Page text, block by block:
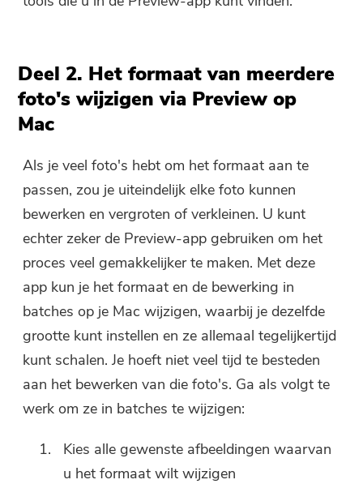
Deel 2. Het formaat van meerdere
foto's wijzigen via Preview op
Mac
Als je veel foto's hebt om het formaat aan te
passen, zou je uiteindelijk elke foto kunnen
bewerken en vergroten of verkleinen. U kunt
echter zeker de Preview-app gebruiken om het
proces veel gemakkelijker te maken. Met deze
app kun je het formaat en de bewerking in
batches op je Mac wijzigen, waarbij je dezelfde
grootte kunt instellen en ze allemaal tegelijkertijd
kunt schalen. Je hoeft niet veel tijd te besteden
aan het bewerken van die foto's. Ga als volgt te
werk om ze in batches te wijzigen:
Kies alle gewenste afbeeldingen waarvan
u het formaat wilt wijzigen